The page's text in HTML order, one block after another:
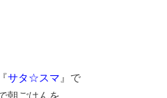
サタ☆スマ 』で
朝ごはんを